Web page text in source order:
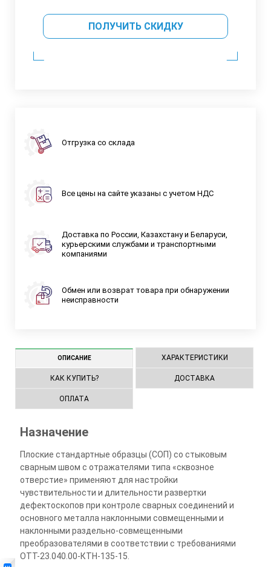
ПОЛУЧИТЬ СКИДКУ
Отгрузка со склада
Все цены на сайте указаны с учетом НДС
Доставка по России, Казахстану и Беларуси,
курьерскими службами и транспортными
компаниями
Обмен или возврат товара при обнаружении
неисправности
ОПИСАНИЕ ХАРАКТЕРИСТИКИ
КАК КУПИТЬ? ДОСТАВКА
ОПЛАТА
Назначение
Плоские стандартные образцы (СОП) со стыковым
сварным швом с отражателями типа «сквозное
отверстие» применяют для настройки
чувствительности и длительности развертки
дефектоскопов при контроле сварных соединений и
основного металла наклонными совмещенными и
наклонными раздельно-совмещенными
преобразователями в соответствии с требованиями
ОТТ-23.040.00-КТН-135-15.